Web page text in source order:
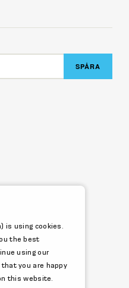
SPÅRA
is using cookies.
the best
using our
you are happy
this website.